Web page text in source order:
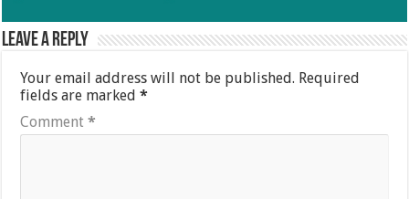
Leave a Reply
Your email address will not be published. Required
fields are marked*
Comment*